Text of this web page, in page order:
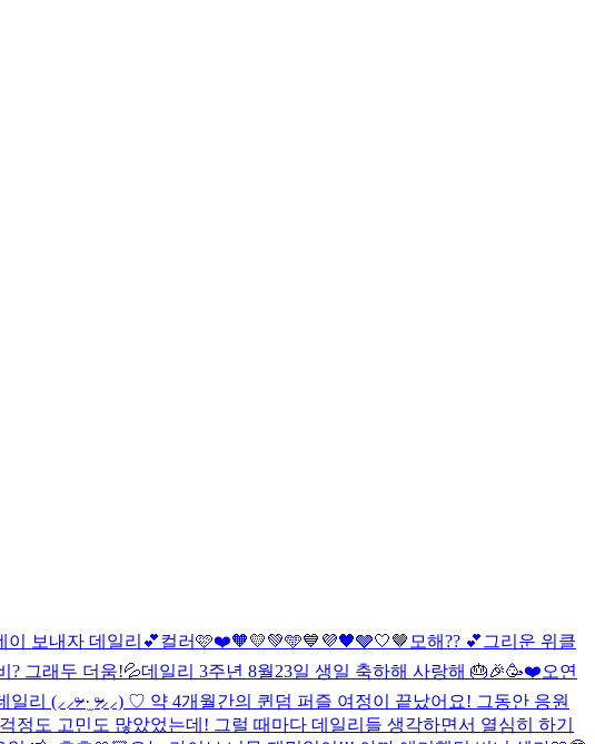
이 보내자 데일리💕컬러🩷❤️🧡💛💚🩵💙💜🖤🩶🤍🤎 모해?? 💕 그리운 위클
? 그래두 더움!💦데일리 3주년 8월23일 생일 축하해 사랑해 🎂🎉🥳❤️오연
일리 (⸝⸝ᵒ̴̶̷ ·̫ ᵒ̴̶̷⸝⸝) ♡ 약 4개월간의 퀸덤 퍼즐 여정이 끝났어요! 그동안 응원
도 고민도 많았었는데! 그럴 때마다 데일리들 생각하면서 열심히 하기